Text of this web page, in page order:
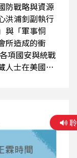
防戰略與資源
洪浦釗副執行
與「軍事恫
所造成的衝
人士在美國自
及「民族團結
化。特別是
真正目的並非